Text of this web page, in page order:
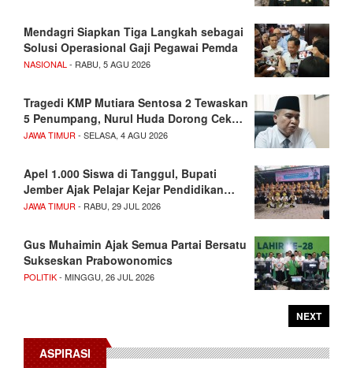
Mendagri Siapkan Tiga Langkah sebagai
Solusi Operasional Gaji Pegawai Pemda
NASIONAL - RABU, 5 AGU 2026
Tragedi KMP Mutiara Sentosa 2 Tewaskan
5 Penumpang, Nurul Huda Dorong Cek…
JAWA TIMUR - SELASA, 4 AGU 2026
Apel 1.000 Siswa di Tanggul, Bupati
Jember Ajak Pelajar Kejar Pendidikan…
JAWA TIMUR - RABU, 29 JUL 2026
Gus Muhaimin Ajak Semua Partai Bersatu
Sukseskan Prabowonomics
POLITIK- MINGGU, 26 JUL 2026
NEXT
ASPIRASI